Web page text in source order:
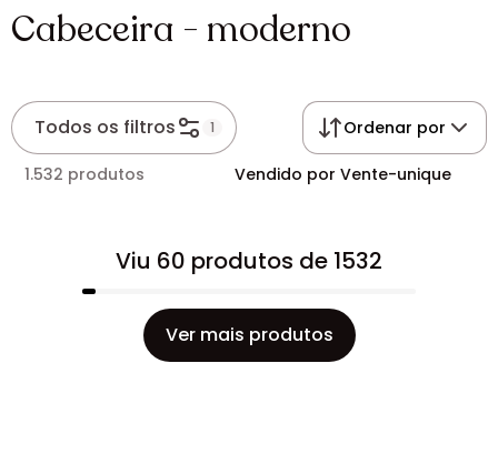
Cabeceira - moderno
Todos os filtros 1 Ordenar por
1.532 produtos Vendido por Vente-unique
Viu 60 produtos de 1532
Ver mais produtos